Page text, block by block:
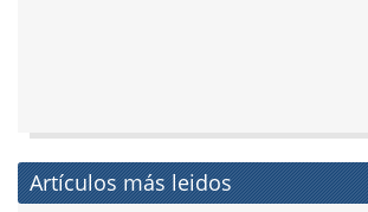
Artículos más leidos